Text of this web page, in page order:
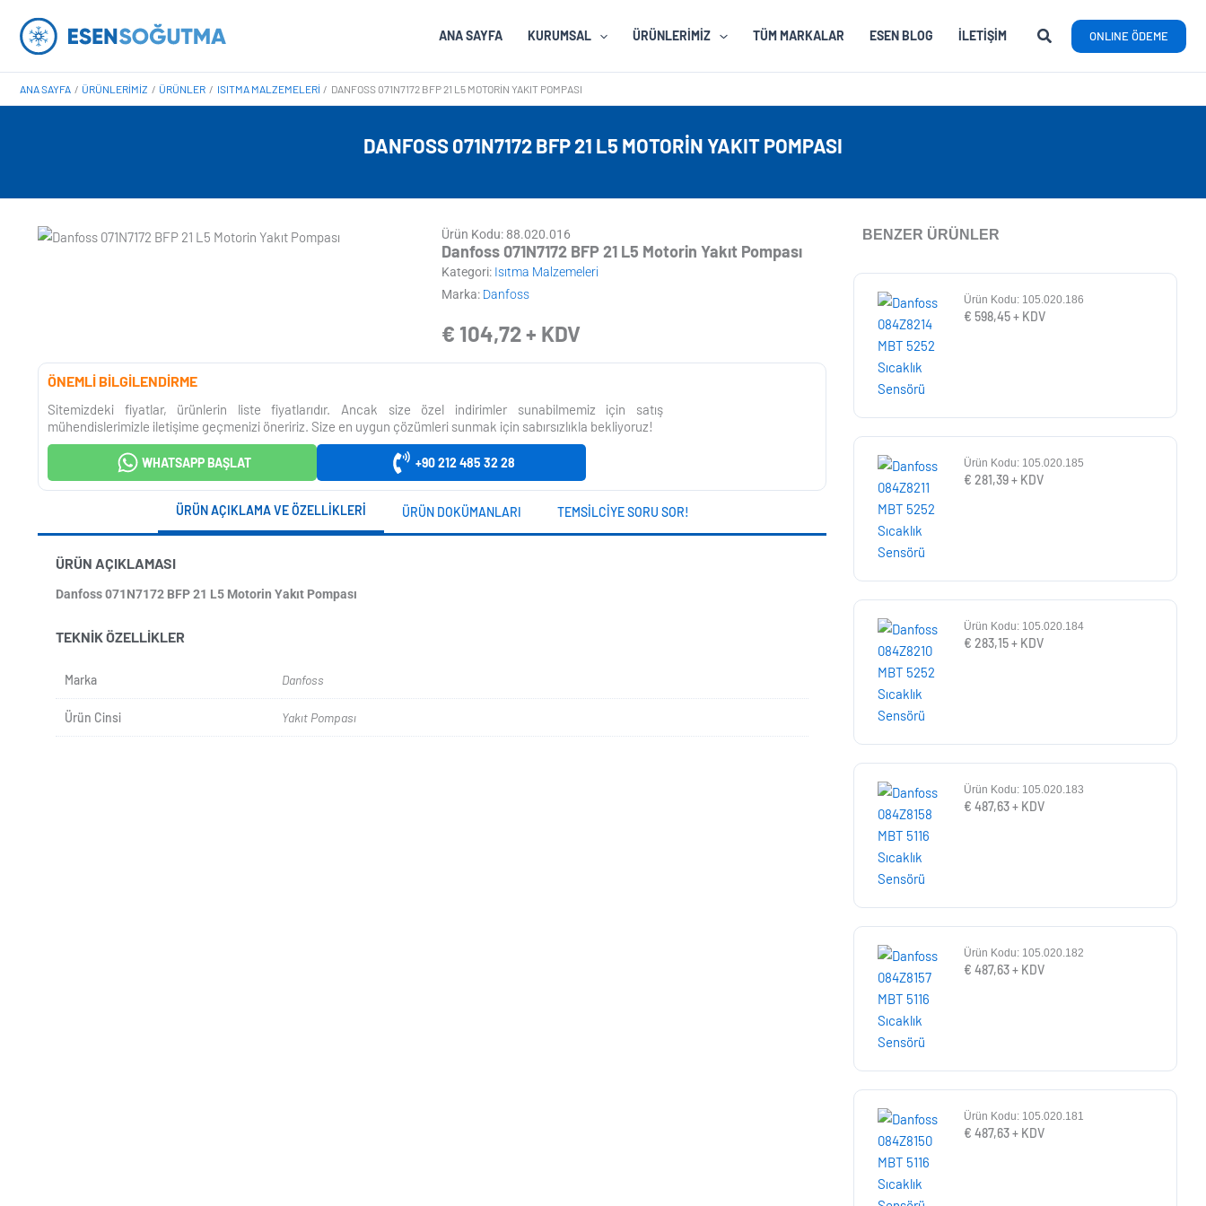
atla
ANA SAYFA KURUMSAL ÜRÜNLERIMIZ TÜM MARKALAR ESEN BLOG İLETIŞIM ONLINE ÖDEME
ANA SAYFA ÜRÜNLERIMIZ ÜRÜNLER ISITMA MALZEMELERI DANFOSS 071N7172 BFP 21 L5 MOTORIN YAKIT POMPASI
DANFOSS 071N7172 BFP 21 L5 MOTORIN YAKIT POMPASI
Ürün Kodu: 88.020.016
Danfoss 071N7172 BFP 21 L5 Motorin Yakıt Pompası
Kategori: Isıtma Malzemeleri
Marka: Danfoss
€ 104,72+ KDV
ÖNEMLİ BİLGİLENDİRME
Sitemizdeki fiyatlar, ürünlerin liste fiyatlarıdır. Ancak size özel indirimler sunabilmemiz için satış
mühendislerimizle iletişime geçmenizi öneririz. Size en uygun çözümleri sunmak için sabırsızlıkla bekliyoruz!
WHATSAPP BAŞLAT +90 212 485 32 28
ÜRÜN AÇIKLAMA VE ÖZELLIKLERI ÜRÜN DOKÜMANLARI TEMSILCIYE SORU SOR!
ÜRÜN AÇIKLAMASI
Danfoss 071N7172 BFP 21 L5 Motorin Yakıt Pompası
TEKNIK ÖZELLIKLER
Marka Danfoss
Ürün Cinsi Yakıt Pompası
BENZER ÜRÜNLER
Ürün Kodu: 105.020.186
€ 598,45+ KDV
Ürün Kodu: 105.020.185
€ 281,39+ KDV
Ürün Kodu: 105.020.184
€ 283,15+ KDV
Ürün Kodu: 105.020.183
€ 487,63+ KDV
Ürün Kodu: 105.020.182
€ 487,63+ KDV
Ürün Kodu: 105.020.181
€ 487,63+ KDV